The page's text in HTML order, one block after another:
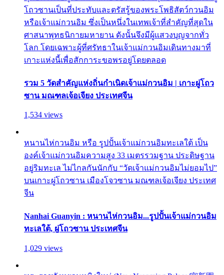
โถวซานเป็นที่ประทับและตรัสรู้ของพระโพธิสัตว์กวนอิม
หรือเจ้าแม่กวนอิม ซึ่งเป็นหนึ่งในเทพเจ้าที่สำคัญที่สุดใน
ศาสนาพุทธนิกายมหายาน ดังนั้นจึงมีผู้แสวงบุญจากทั่ว
โลก โดยเฉพาะผู้ที่ศรัทธาในเจ้าแม่กวนอิมเดินทางมาที่
เกาะแห่งนี้เพื่อสักการะขอพรอยู่โดยตลอด
รวม 5 วัดสำคัญแห่งถิ่นกำเนิดเจ้าแม่กวนอิม | เกาะผู่โถว
ซาน มณฑลเจ้อเจียง ประเทศจีน
1,534 views
หนานไห่กวนอิม หรือ รูปปั้นเจ้าแม่กวนอิมทะเลใต้ เป็น
องค์เจ้าแม่กวนอิมความสูง 33 เมตรรวมฐาน ประดิษฐาน
อยู่ริมทะเล ไม่ไกลกันนักกับ “วัดเจ้าแม่กวนอิมไม่ยอมไป”
บนเกาะผู่โถวซาน เมืองโจวซาน มณฑลเจ้อเจียง ประเทศ
จีน
Nanhai Guanyin : หนานไห่กวนอิม...รูปปั้นเจ้าแม่กวนอิม
ทะเลใต้, ผู่โถวซาน ประเทศจีน
1,029 views